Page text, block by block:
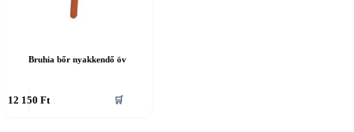
Bruhia bőr nyakkendő öv
12 150 Ft 🛒